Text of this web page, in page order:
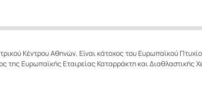
Κέντρου Αθηνών. Είναι κάτοχος του Ευρωπαϊκού
Ευρωπαϊκής Εταιρείας Καταρράκτη και Διαθλαστικής